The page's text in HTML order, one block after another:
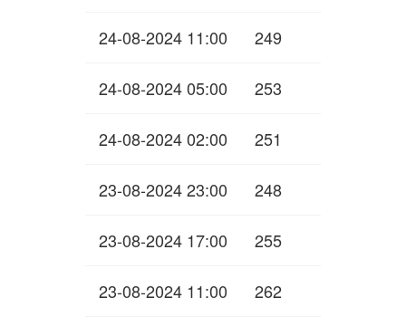
24-08-2024 11:00 249
24-08-2024 05:00 253
24-08-2024 02:00 251
23-08-2024 23:00 248
23-08-2024 17:00 255
23-08-2024 11:00 262